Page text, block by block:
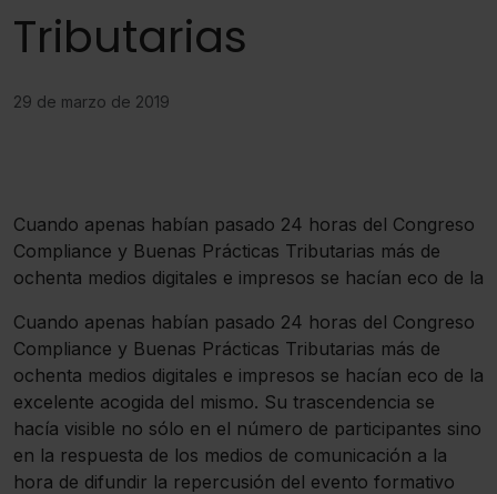
Tributarias
29 de marzo de 2019
Cuando apenas habían pasado 24 horas del Congreso
Compliance y Buenas Prácticas Tributarias más de
ochenta medios digitales e impresos se hacían eco de la
Cuando apenas habían pasado 24 horas del Congreso
Compliance y Buenas Prácticas Tributarias más de
ochenta medios digitales e impresos se hacían eco de la
excelente acogida del mismo. Su trascendencia se
hacía visible no sólo en el número de participantes sino
en la respuesta de los medios de comunicación a la
hora de difundir la repercusión del evento formativo